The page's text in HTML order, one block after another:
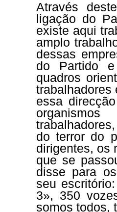
Através
ligação do
existe aqui
amplo
dessas
do Partido
quadros
trabalhadores
essa
do terror do
dirigentes, os
que se
disse para
seu
3», 350
somos todos,